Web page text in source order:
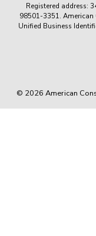
Registered address:
98501-3351. American
Unified Business
© 2026 American